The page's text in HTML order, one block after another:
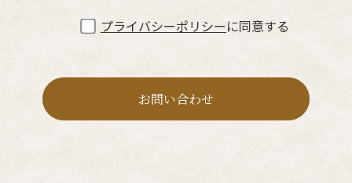
プライバシーポリシーに同意する